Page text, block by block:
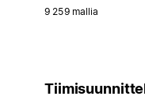
9 259 mallia